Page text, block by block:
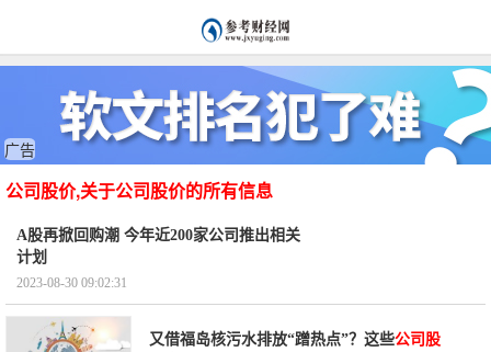
广告
公司股价,关于公司股价的所有信息
A股再掀回购潮 今年近200家公司推出相关
计划
2023-08-30 09:02:31
又借福岛核污水排放“蹭热点”？这些公司股